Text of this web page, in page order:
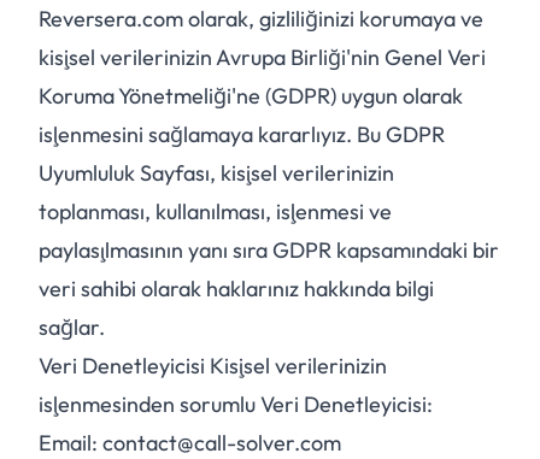
Reversera.com olarak, gizliliğinizi korumaya ve
kişisel verilerinizin Avrupa Birliği'nin Genel Veri
Koruma Yönetmeliği'ne (GDPR) uygun olarak
işlenmesini sağlamaya kararlıyız. Bu GDPR
Uyumluluk Sayfası, kişisel verilerinizin
toplanması, kullanılması, işlenmesi ve
paylaşılmasının yanı sıra GDPR kapsamındaki bir
veri sahibi olarak haklarınız hakkında bilgi
sağlar.
Veri Denetleyicisi Kişisel verilerinizin
işlenmesinden sorumlu Veri Denetleyicisi:
Email: contact@call-solver.com